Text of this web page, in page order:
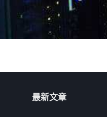
最新文章